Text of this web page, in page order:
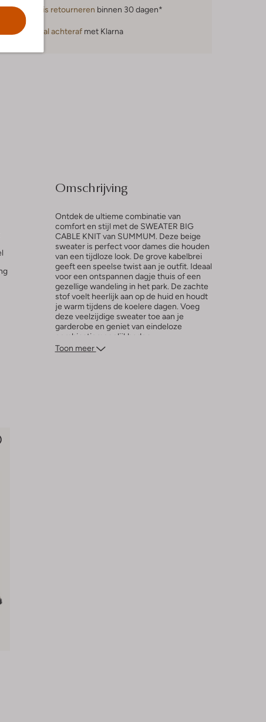
Gratis retourneren binnen 30 dagen*
Betaal achteraf met Klarna
Omschrijving
Ontdek de ultieme combinatie van
comfort en stijl met de SWEATER BIG
CABLE KNIT van SUMMUM. Deze beige
sweater is perfect voor dames die houden
van een tijdloze look. De grove kabelbrei
geeft een speelse twist aan je outfit. Ideaal
voor een ontspannen dagje thuis of een
gezellige wandeling in het park. De zachte
stof voelt heerlijk aan op de huid en houdt
je warm tijdens de koelere dagen. Voeg
deze veelzijdige sweater toe aan je
garderobe en geniet van eindeloze
combinatiemogelijkheden.
Toon meer